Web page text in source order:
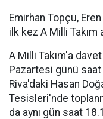
Emirhan Topçu,
ilk kez A Milli Takım
A Milli Takım'a
Pazartesi günü
Riva'daki Hasan
Tesisleri'nde
da aynı gün saat